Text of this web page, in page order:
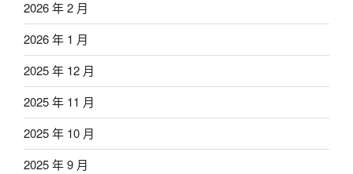
2026 年 2 月
2026 年 1 月
2025 年 12 月
2025 年 11 月
2025 年 10 月
2025 年 9 月